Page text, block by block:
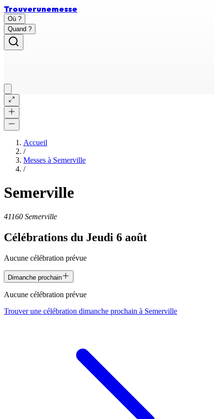
Trouverunemesse
Où ?
Quand ?
Accueil
/
Messes à Semerville
/
Semerville
41160 Semerville
Célébrations du Jeudi 6 août
Aucune célébration prévue
Dimanche prochain
Aucune célébration prévue
Trouver une célébration dimanche prochain à Semerville